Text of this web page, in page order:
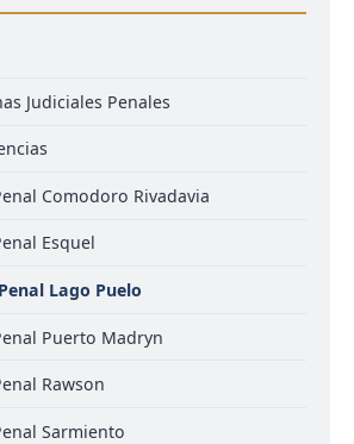
Judiciales Penales
Comodoro Rivadavia
Esquel
Lago Puelo
Puerto Madryn
Rawson
Sarmiento